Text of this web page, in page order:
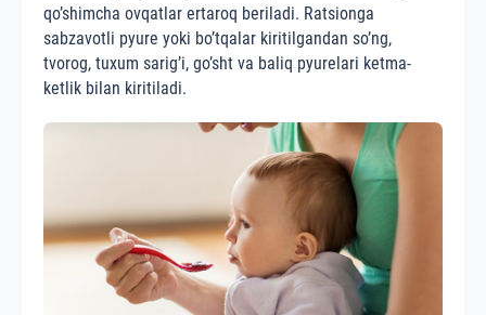
qo’shimcha ovqatlar ertaroq beriladi. Ratsionga
sabzavotli pyure yoki bo’tqalar kiritilgandan so’ng,
tvorog, tuxum sarig’i, go’sht va baliq pyurelari ketma-
ketlik bilan kiritiladi.